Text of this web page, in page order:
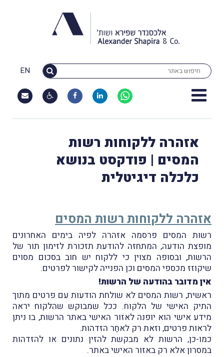
EN
אזהרה ללקוחות רשות
המסים | פודקסט בנושא
כלכלה דיגיטלית
אזהרה ללקוחות רשות המסים
רשות המסים פרסמה אזהרה לפיה בימים האחרונים
מופצת הודעה, המתחזה להודעת תזכורת לזימון תור של
הרשות, ובסופה מצוין כי ללקוח יש חוב בסכום מסוים
שיקוזז מכספי המסים וכן הפנייה לקישור לפרטים.
אין מדובר בהודעה של הרשות!
ראשית, רשות המסים לא שולחת הודעות עם פרטים מתוך
התיק האישי של הלקוח. ככל שמבוקש שהלקוח יראה
מידע אישי הוא יופנה לאזור האישי באתר הרשות, בו ניתן
לראות פרטים, וזאת רק לאחַר הזדהות.
כמו-כן, הרשות לא מבקשת להזין נתונים או להזדהות
במסרון אלא רק באזור האישי באתר.